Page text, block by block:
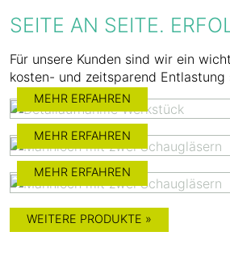
SEITE AN SEITE.
Für unsere Kunden sind wir ein
kosten- und zeitsparend Entlastung
MEHR ERFAHREN
MEHR ERFAHREN
MEHR ERFAHREN
WEITERE PRODUKTE »